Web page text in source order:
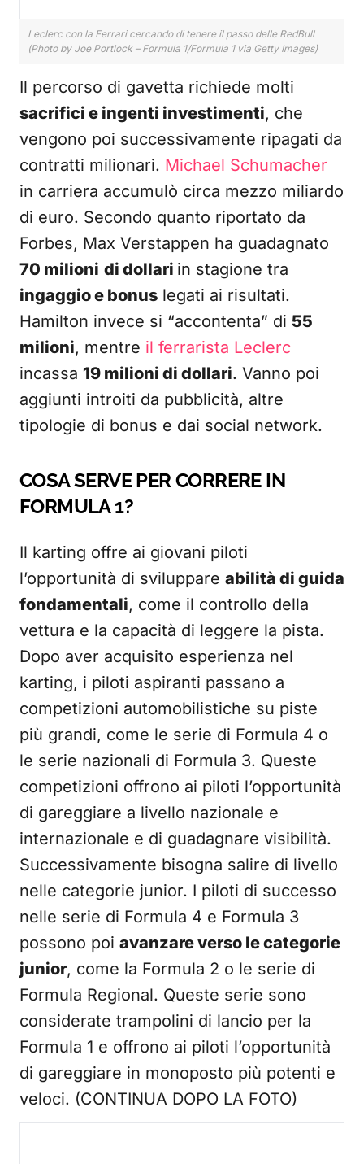
Leclerc con la Ferrari cercando di tenere il passo delle RedBull
(Photo by Joe Portlock – Formula 1/Formula 1 via Getty Images)
Il percorso di gavetta richiede molti
sacrifici e ingenti investimenti, che
vengono poi successivamente ripagati da
contratti milionari. Michael Schumacher
in carriera accumulò circa mezzo miliardo
di euro. Secondo quanto riportato da
Forbes, Max Verstappen ha guadagnato
70 milioni di dollari in stagione tra
ingaggio e bonus legati ai risultati.
Hamilton invece si “accontenta” di 55
milioni, mentre il ferrarista Leclerc
incassa 19 milioni di dollari. Vanno poi
aggiunti introiti da pubblicità, altre
tipologie di bonus e dai social network.
COSA SERVE PER CORRERE IN
FORMULA 1?
Il karting offre ai giovani piloti
l’opportunità di sviluppare abilità di guida
fondamentali, come il controllo della
vettura e la capacità di leggere la pista.
Dopo aver acquisito esperienza nel
karting, i piloti aspiranti passano a
competizioni automobilistiche su piste
più grandi, come le serie di Formula 4 o
le serie nazionali di Formula 3. Queste
competizioni offrono ai piloti l’opportunità
di gareggiare a livello nazionale e
internazionale e di guadagnare visibilità.
Successivamente bisogna salire di livello
nelle categorie junior. I piloti di successo
nelle serie di Formula 4 e Formula 3
possono poi avanzare verso le categorie
junior, come la Formula 2 o le serie di
Formula Regional. Queste serie sono
considerate trampolini di lancio per la
Formula 1 e offrono ai piloti l’opportunità
di gareggiare in monoposto più potenti e
veloci. (CONTINUA DOPO LA FOTO)